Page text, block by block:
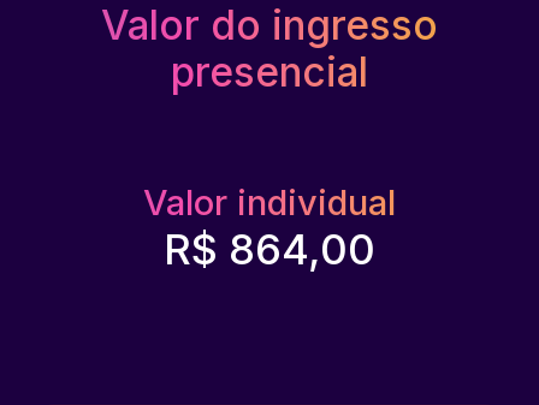
Valor do ingresso
presencial
Valor individual
R$ 864,00